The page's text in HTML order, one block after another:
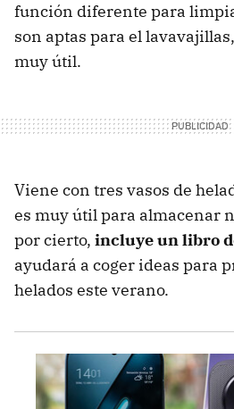
función diferente para
son aptas para el
muy útil.
Viene con tres vasos de
es muy útil para almacenar
por cierto, incluye un libro
ayudará a coger ideas para
helados este verano.